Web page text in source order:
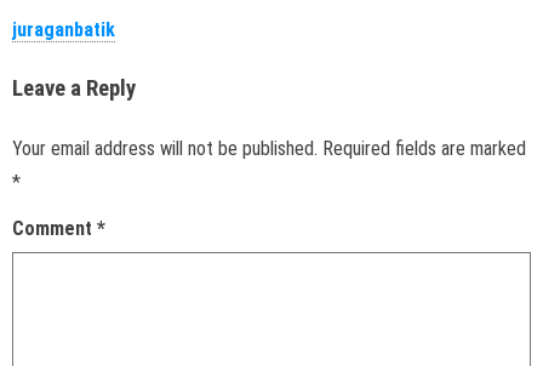
juraganbatik
Leave a Reply
Your email address will not be published. Required fields are marked
*
Comment *